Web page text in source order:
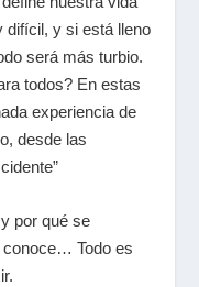
difícil, y si está lleno
será más turbio.
todos? En estas
experiencia de
desde las
por qué se
conoce… Todo es